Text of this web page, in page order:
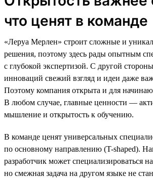
что ценят в команде
«Леруа Мерлен» строит сложные и
решения, поэтому здесь рады опытным
с глубокой экспертизой. С другой
инноваций свежий взгляд и идеи даже
Поэтому компания открыта и для
В любом случае, главные ценности —
мышление и открытость к обучению.
В команде ценят универсальных
по основному направлению (T-shaped).
разработчик может специализироваться
но смежная задача на другом языке не